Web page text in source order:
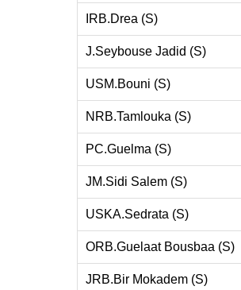
IRB.Drea (S)
J.Seybouse Jadid (S)
USM.Bouni (S)
NRB.Tamlouka (S)
PC.Guelma (S)
JM.Sidi Salem (S)
USKA.Sedrata (S)
ORB.Guelaat Bousbaa (S)
JRB.Bir Mokadem (S)